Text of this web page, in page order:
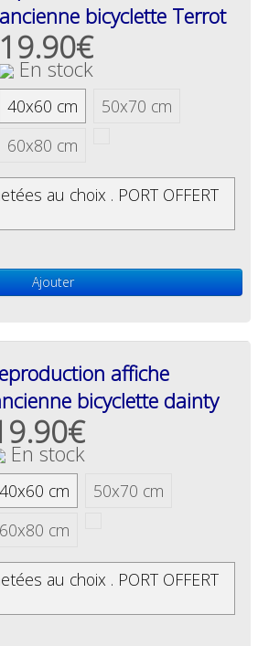
ancienne bicyclette Terrot
19.90€
En stock
40x60 cm
50x70 cm
60x80 cm
au choix . PORT OFFERT
Ajouter
affiche
bicyclette dainty
En stock
40x60 cm
50x70 cm
60x80 cm
au choix . PORT OFFERT